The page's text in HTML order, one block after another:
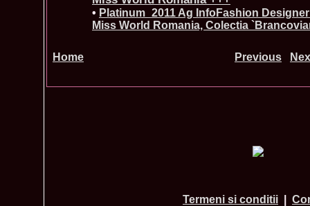
• Platinum_2011 Ag InfoFashion
Miss World Romania, Colectia
Home Previous
Termeni si conditii